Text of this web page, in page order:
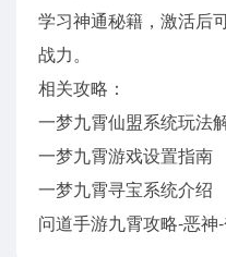
学习神通秘籍，激活后
战力。
相关攻略：
一梦九霄仙盟系统玩法
一梦九霄游戏设置指南
一梦九霄寻宝系统介绍
问道手游九霄攻略-恶神